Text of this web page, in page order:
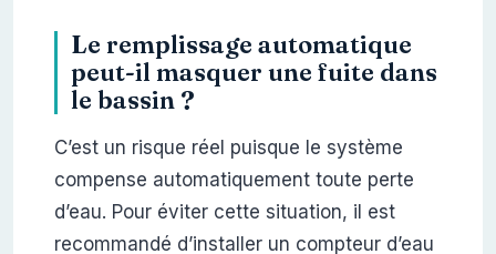
Le remplissage automatique
peut-il masquer une fuite dans
le bassin ?
C’est un risque réel puisque le système
compense automatiquement toute perte
d’eau. Pour éviter cette situation, il est
recommandé d’installer un compteur d’eau